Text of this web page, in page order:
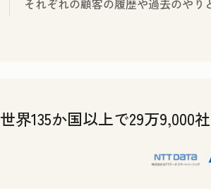
それぞれの顧客の履歴や過去のや
世界135か国以上で29万